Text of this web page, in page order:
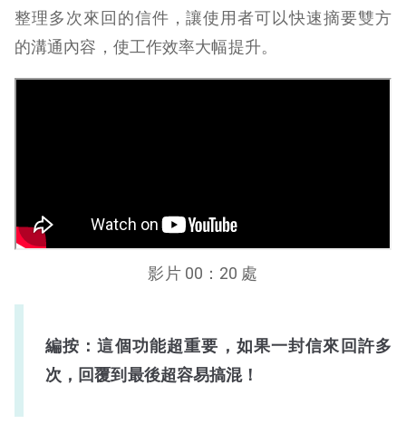
整理多次來回的信件，讓使用者可以快速摘要雙方
的溝通內容，使工作效率大幅提升。
影片 00：20 處
編按：這個功能超重要，如果一封信來回許多
次，回覆到最後超容易搞混！